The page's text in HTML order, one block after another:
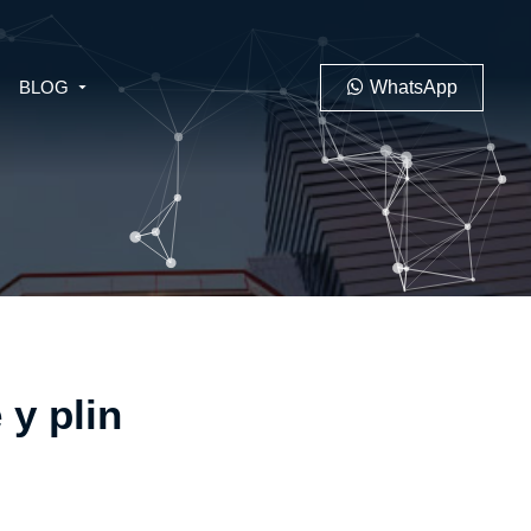
BLOG
PENAL
LABORAL
WhatsApp
y plin